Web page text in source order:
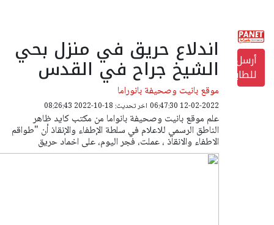
أرسل
للطابعة
اندلاع حريق في منزل بحي
الشيخ جراح في القدس
موقع بانيت وصحيفة بانوراما
12-02-2022 06:47:30 اخر تحديث: 18-10-2022 08:26:43
علم موقع بانيت وصحيفة بانواما من مكتب كايد ظاهر
الناطق الرسمي للاعلام في سلطة الإطفاء والإنقاذ أن "طواقم
الاطفاء والانقاذ ، عملت، فجر اليوم، على اخماد حريق